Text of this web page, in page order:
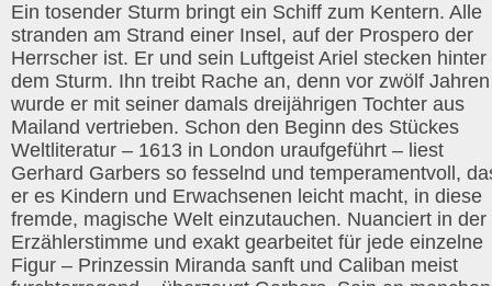
Ein tosender Sturm bringt ein Schiff zum Kentern. Alle
stranden am Strand einer Insel, auf der Prospero der
Herrscher ist. Er und sein Luftgeist Ariel stecken hinter
dem Sturm. Ihn treibt Rache an, denn vor zwölf Jahren
wurde er mit seiner damals dreijährigen Tochter aus
Mailand vertrieben. Schon den Beginn des Stückes
Weltliteratur – 1613 in London uraufgeführt – liest
Gerhard Garbers so fesselnd und temperamentvoll,
er es Kindern und Erwachsenen leicht macht, in diese
fremde, magische Welt einzutauchen. Nuanciert in der
Erzählerstimme und exakt gearbeitet für jede einzelne
Figur – Prinzessin Miranda sanft und Caliban meist